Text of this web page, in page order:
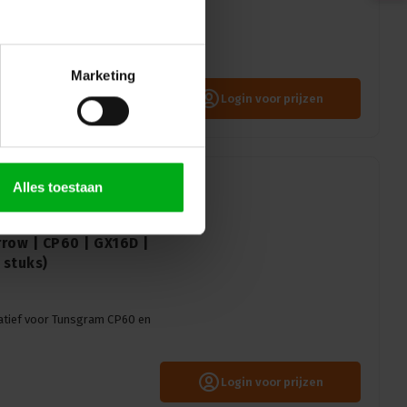
Marketing
Alles toestaan
Login voor prijzen
| CP60 | GX16D |
stuks)
voor Tunsgram CP60 en
Login voor prijzen